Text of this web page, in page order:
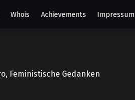
Whois Achievements Impressum
Feministische Gedanken